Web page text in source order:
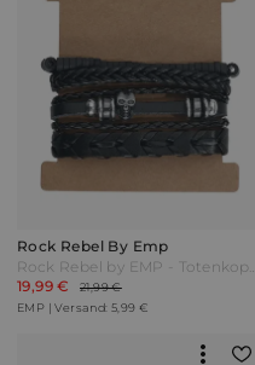
Rock Rebel By Emp
Rock Rebel by EMP - Totenkopf - Armband-Set - schwarz - EMP Exklusiv!
19,99 €
21,99 €
EMP | Versand: 5,99 €